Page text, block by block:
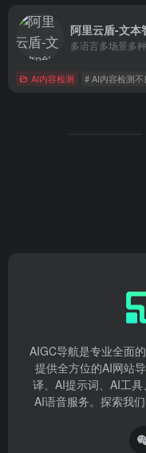
阿里云盾-文本
多语言多场景多
AI内容检测 # AI内容检测
AIGC导航是专业全面
提供全方位的AI网站
译、AI提示词、AI工
AI语音服务。探索我